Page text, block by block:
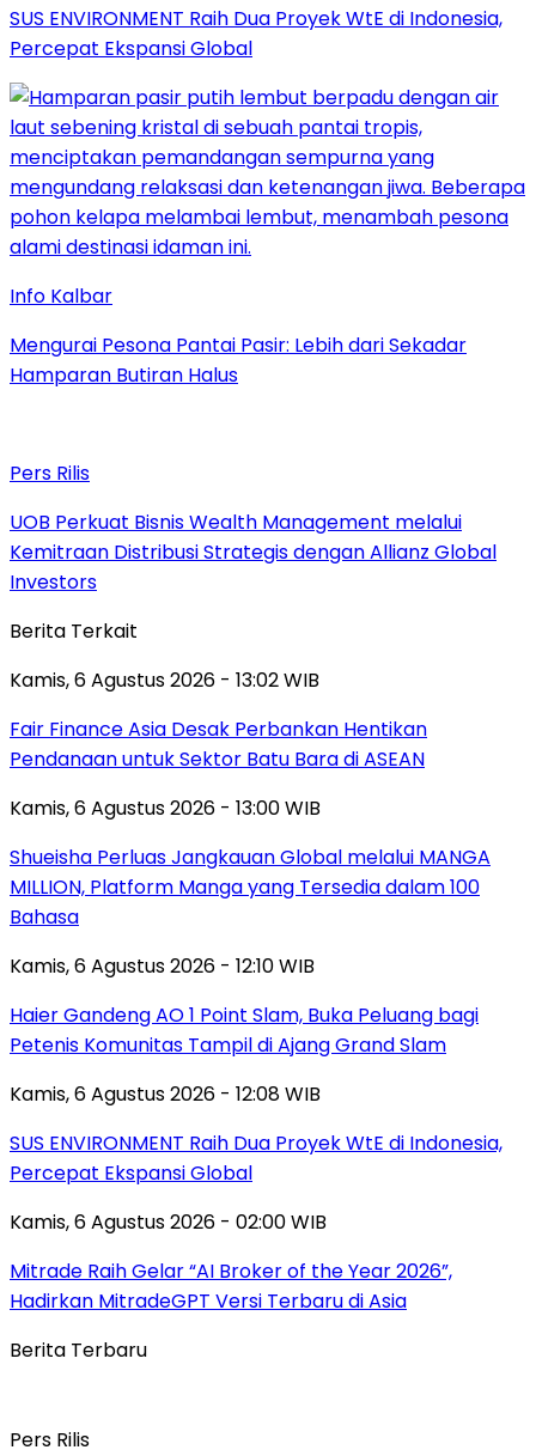
SUS ENVIRONMENT Raih Dua Proyek WtE di Indonesia,
Percepat Ekspansi Global
Info Kalbar
Mengurai Pesona Pantai Pasir: Lebih dari Sekadar
Hamparan Butiran Halus
Pers Rilis
UOB Perkuat Bisnis Wealth Management melalui
Kemitraan Distribusi Strategis dengan Allianz Global
Investors
Berita Terkait
Kamis, 6 Agustus 2026 - 13:02 WIB
Fair Finance Asia Desak Perbankan Hentikan
Pendanaan untuk Sektor Batu Bara di ASEAN
Kamis, 6 Agustus 2026 - 13:00 WIB
Shueisha Perluas Jangkauan Global melalui MANGA
MILLION, Platform Manga yang Tersedia dalam 100
Bahasa
Kamis, 6 Agustus 2026 - 12:10 WIB
Haier Gandeng AO 1 Point Slam, Buka Peluang bagi
Petenis Komunitas Tampil di Ajang Grand Slam
Kamis, 6 Agustus 2026 - 12:08 WIB
SUS ENVIRONMENT Raih Dua Proyek WtE di Indonesia,
Percepat Ekspansi Global
Kamis, 6 Agustus 2026 - 02:00 WIB
Mitrade Raih Gelar “AI Broker of the Year 2026”,
Hadirkan MitradeGPT Versi Terbaru di Asia
Berita Terbaru
Pers Rilis